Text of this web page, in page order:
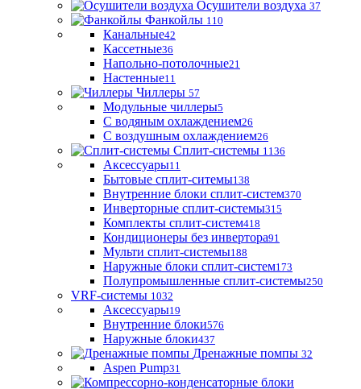
Осушители воздуха 37
Фанкойлы 110
Канальные42
Кассетные36
Напольно-потолочные21
Настенные11
Чиллеры 57
Модульные чиллеры5
С водяным охлаждением26
С воздушным охлаждением26
Сплит-системы 1136
Аксессуары11
Бытовые сплит-ситемы138
Внутренние блоки сплит-систем370
Инверторные сплит-системы315
Комплекты сплит-систем418
Кондиционеры без инвертора91
Мульти сплит-системы188
Наружные блоки сплит-систем173
Полупромышленные сплит-системы250
VRF-системы 1032
Аксессуары19
Внутренние блоки576
Наружные блоки437
Дренажные помпы 32
Aspen Pump31